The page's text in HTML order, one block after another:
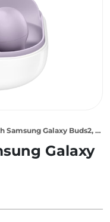
Galaxy Buds2, Lavender
Galaxy